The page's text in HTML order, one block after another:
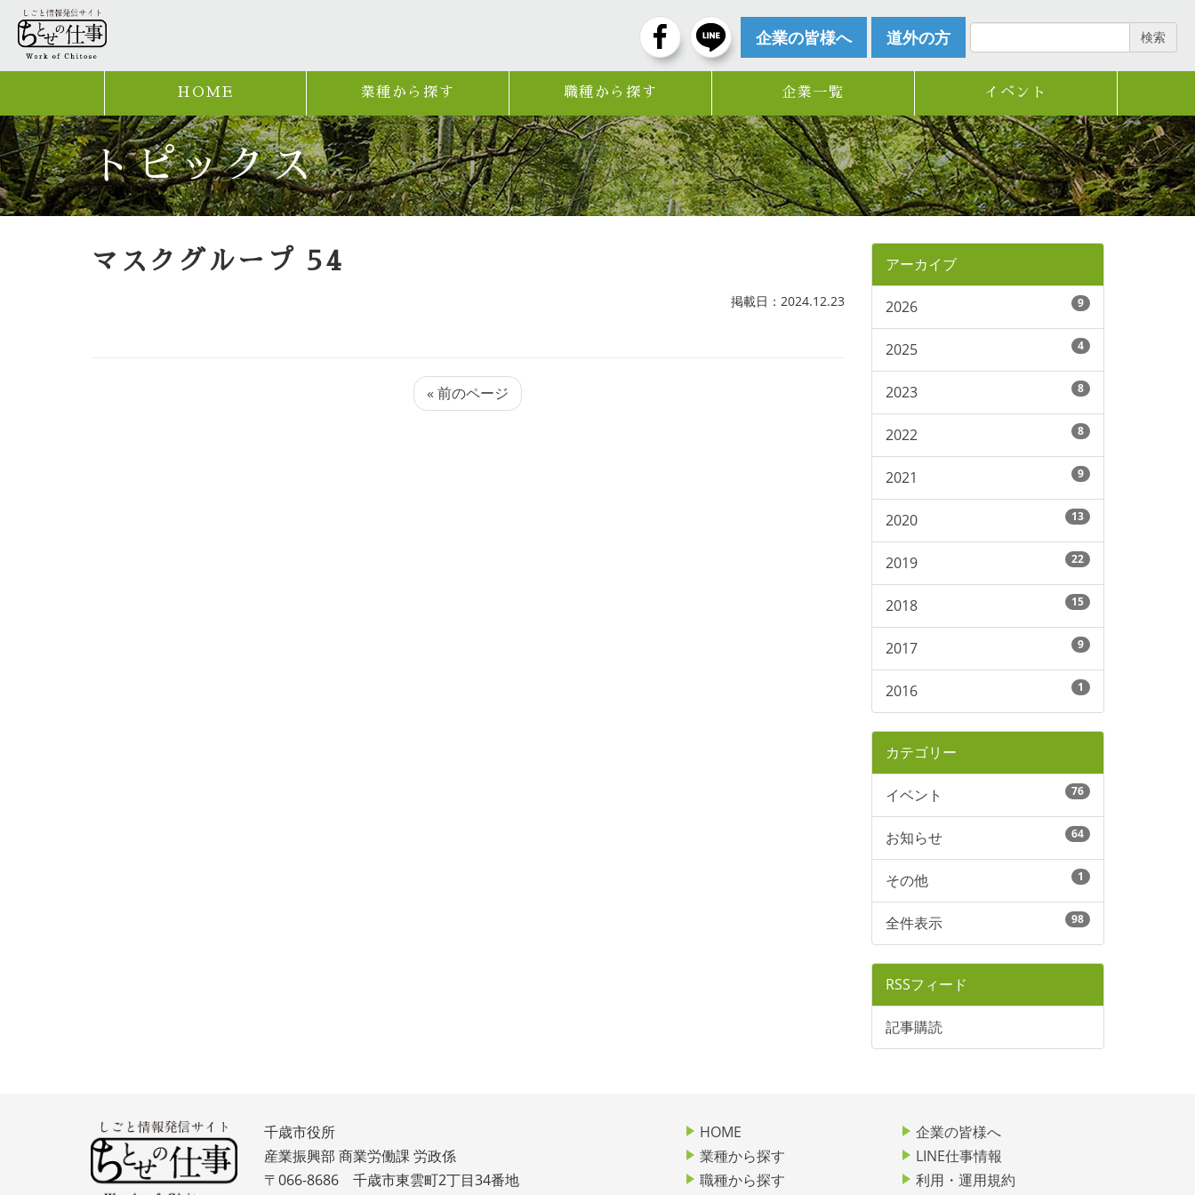
企業の皆様へ 道外の方 検索
HOME 業種から探す 職種から探す 企業一覧 イベント
トピックス
マスクグループ 54
掲載日：2024.12.23
« 前のページ
アーカイブ
2026 9
2025 4
2023 8
2022 8
2021 9
2020 13
2019 22
2018 15
2017 9
2016 1
カテゴリー
イベント 76
お知らせ 64
その他 1
全件表示 98
RSSフィード
記事購読
千歳市役所
産業振興部 商業労働課 労政係
〒066-8686 千歳市東雲町2丁目34番地
HOME
業種から探す
職種から探す
企業の皆様へ
LINE仕事情報
利用・運用規約